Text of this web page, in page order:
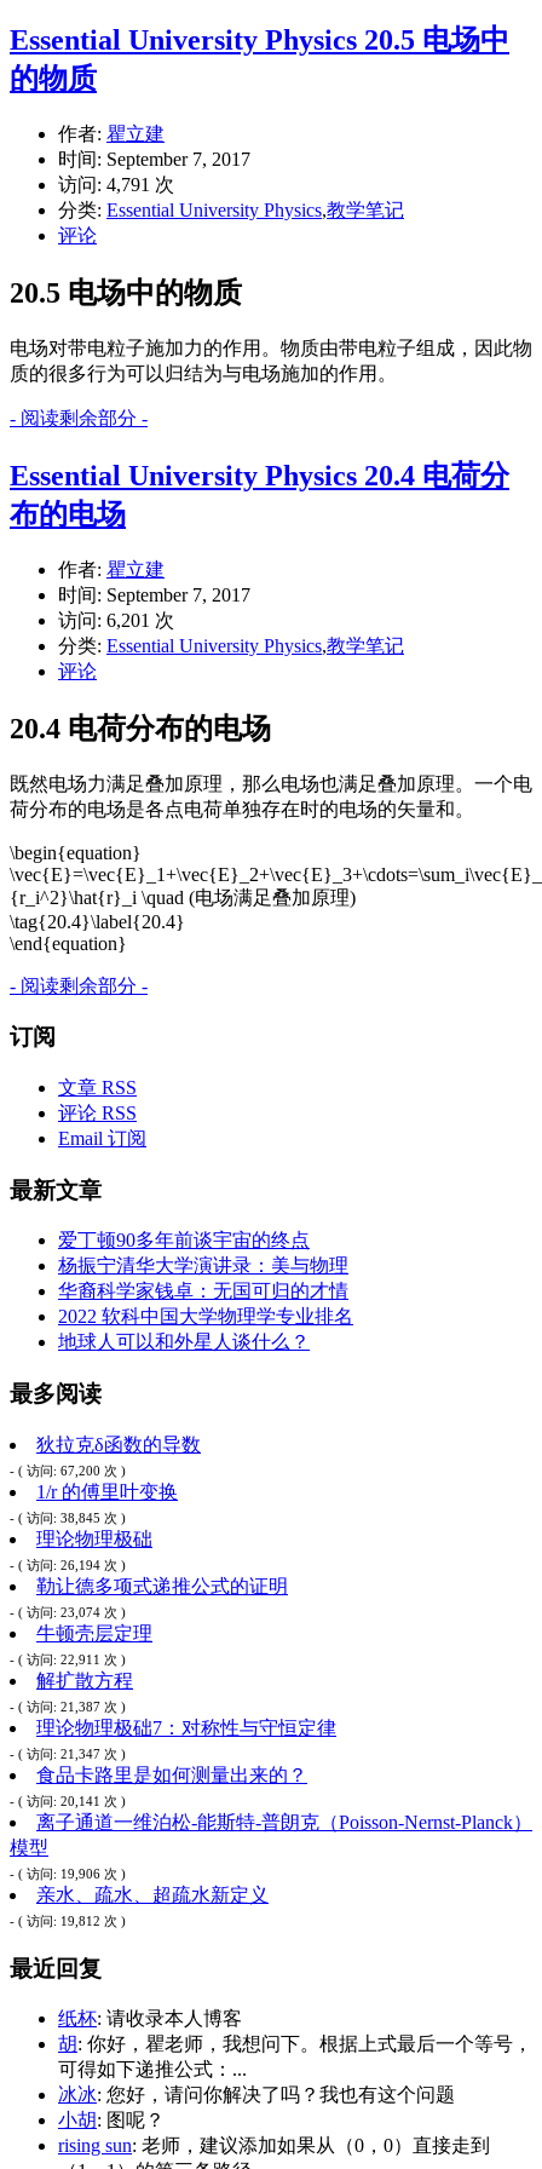
Essential University Physics 20.5 电场中
的物质
作者: 瞿立建
时间: September 7, 2017
访问: 4,791 次
分类: Essential University Physics,教学笔记
评论
20.5 电场中的物质
电场对带电粒子施加力的作用。物质由带电粒子组成，因此物
质的很多行为可以归结为与电场施加的作用。
- 阅读剩余部分 -
Essential University Physics 20.4 电荷分
布的电场
作者: 瞿立建
时间: September 7, 2017
访问: 6,201 次
分类: Essential University Physics,教学笔记
评论
20.4 电荷分布的电场
既然电场力满足叠加原理，那么电场也满足叠加原理。一个电
荷分布的电场是各点电荷单独存在时的电场的矢量和。
\begin{equation}
{r_i^2}\hat{r}_i \quad (电场满足叠加原理)
\tag{20.4}\label{20.4}
\end{equation}
- 阅读剩余部分 -
订阅
文章 RSS
评论 RSS
Email 订阅
最新文章
爱丁顿90多年前谈宇宙的终点
杨振宁清华大学演讲录：美与物理
华裔科学家钱卓：无国可归的才情
2022 软科中国大学物理学专业排名
地球人可以和外星人谈什么？
最多阅读
狄拉克δ函数的导数
- ( 访问: 67,200 次 )
1/r 的傅里叶变换
- ( 访问: 38,845 次 )
理论物理极础
- ( 访问: 26,194 次 )
勒让德多项式递推公式的证明
- ( 访问: 23,074 次 )
牛顿壳层定理
- ( 访问: 22,911 次 )
解扩散方程
- ( 访问: 21,387 次 )
理论物理极础7：对称性与守恒定律
- ( 访问: 21,347 次 )
食品卡路里是如何测量出来的？
- ( 访问: 20,141 次 )
离子通道一维泊松-能斯特-普朗克（Poisson-Nernst-Planck）
模型
- ( 访问: 19,906 次 )
亲水、疏水、超疏水新定义
- ( 访问: 19,812 次 )
最近回复
纸杯: 请收录本人博客
胡: 你好，瞿老师，我想问下。根据上式最后一个等号，
可得如下递推公式：...
冰冰: 您好，请问你解决了吗？我也有这个问题
小胡: 图呢？
rising sun: 老师，建议添加如果从（0，0）直接走到